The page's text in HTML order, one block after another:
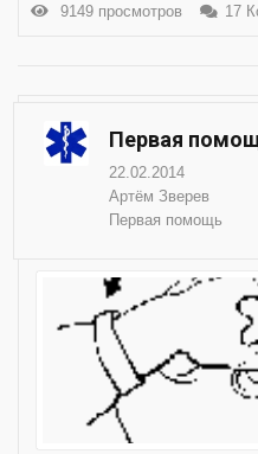
9149 просмотров 17
Первая
22.02.2014
Артём Зверев
Первая помощь